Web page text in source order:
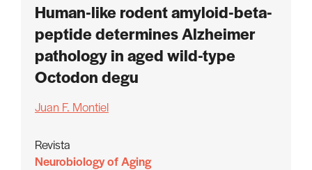
Human-like rodent amyloid-beta-
peptide determines Alzheimer
pathology in aged wild-type
Octodon degu
Juan F. Montiel
Revista
Neurobiology of Aging